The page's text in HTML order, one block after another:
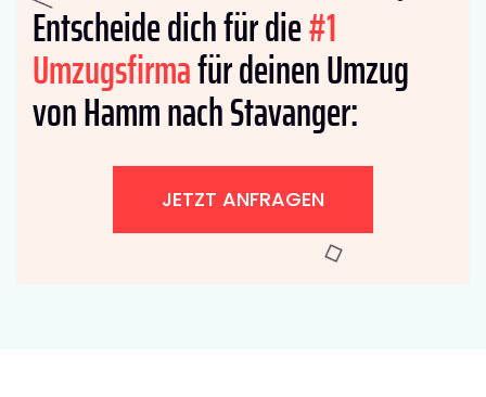
Entscheide dich für die#1
Umzugsfirmafür deinen Umzug
von Hamm nach Stavanger:
JETZT ANFRAGEN